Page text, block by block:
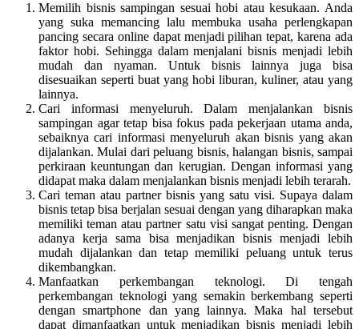
Memilih bisnis sampingan sesuai hobi atau kesukaan. Anda
yang suka memancing lalu membuka usaha perlengkapan
pancing secara online dapat menjadi pilihan tepat, karena ada
faktor hobi. Sehingga dalam menjalani bisnis menjadi lebih
mudah dan nyaman. Untuk bisnis lainnya juga bisa
disesuaikan seperti buat yang hobi liburan, kuliner, atau yang
lainnya.
Cari informasi menyeluruh. Dalam menjalankan bisnis
sampingan agar tetap bisa fokus pada pekerjaan utama anda,
sebaiknya cari informasi menyeluruh akan bisnis yang akan
dijalankan. Mulai dari peluang bisnis, halangan bisnis, sampai
perkiraan keuntungan dan kerugian. Dengan informasi yang
didapat maka dalam menjalankan bisnis menjadi lebih terarah.
Cari teman atau partner bisnis yang satu visi. Supaya dalam
bisnis tetap bisa berjalan sesuai dengan yang diharapkan maka
memiliki teman atau partner satu visi sangat penting. Dengan
adanya kerja sama bisa menjadikan bisnis menjadi lebih
mudah dijalankan dan tetap memiliki peluang untuk terus
dikembangkan.
Manfaatkan perkembangan teknologi. Di tengah
perkembangan teknologi yang semakin berkembang seperti
dengan smartphone dan yang lainnya. Maka hal tersebut
dapat dimanfaatkan untuk menjadikan bisnis menjadi lebih